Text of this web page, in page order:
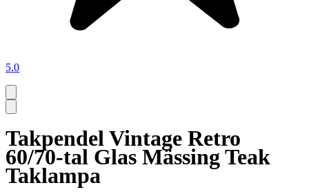
5.0
Takpendel Vintage Retro
60/70-tal Glas Mässing Teak
Taklampa